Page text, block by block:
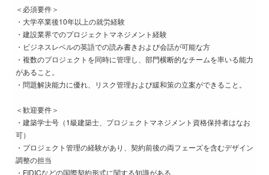
＜必須要件＞
・大学卒業後10年以上の就労経験
・建設業界でのプロジェクトマネジメント経験
・ビジネスレベルの英語での読み書きおよび会話が可能な方
・複数のプロジェクトを同時に管理し、部門横断的なチームを率いる能力
があること。
・問題解決能力に優れ、リスク管理および緩和策の立案ができること。
＜歓迎要件＞
・建築学士号（1級建築士、プロジェクトマネジメント資格保持者はなお
可）
・プロジェクト管理の経験があり、契約前後の両フェーズを含むデザイン
調整の担当
・FIDICなどの国際契約形式に関する知識がある